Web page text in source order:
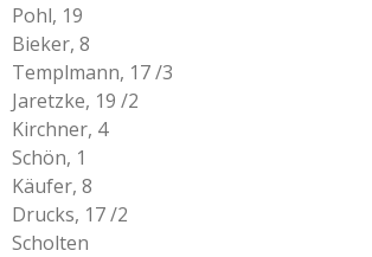
Pohl, 19
Bieker, 8
Templmann, 17 /3
Jaretzke, 19 /2
Kirchner, 4
Schön, 1
Käufer, 8
Drucks, 17 /2
Scholten